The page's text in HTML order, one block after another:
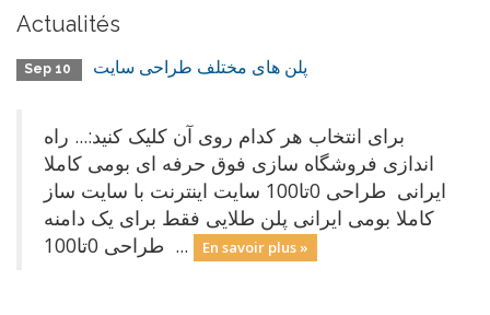
Actualités
Sep 10 پلن های مختلف طراحی سایت
برای انتخاب هر کدام روی آن کلیک کنید:... راه
اندازی فروشگاه سازی فوق حرفه ای بومی کاملا
ایرانی طراحی 0تا100 سایت اینترنت با سایت ساز
کاملا بومی ایرانی پلن طلایی فقط برای یک دامنه
طراحی 0تا100 ...
En savoir plus »